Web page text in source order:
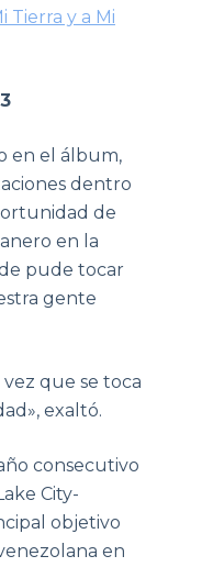
Tierra y a Mi
en el álbum,
dentro
de
en la
pude tocar
gente
que se toca
exaltó.
consecutivo
City-
objetivo
en